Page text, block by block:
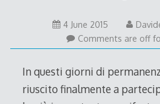
4 June 2015
June
2015
Comments are off
In questi giorni di
riuscito finalmente a